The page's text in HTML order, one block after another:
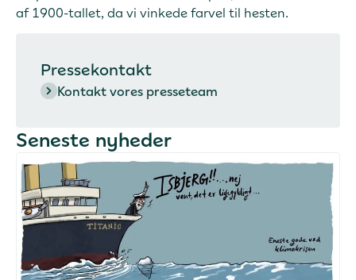
af 1900-tallet, da vi vinkede farvel til hesten.
Pressekontakt
Kontakt vores presseteam
Seneste nyheder